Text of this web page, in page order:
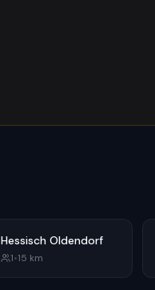
Hessisch Oldendorf
1•15 km